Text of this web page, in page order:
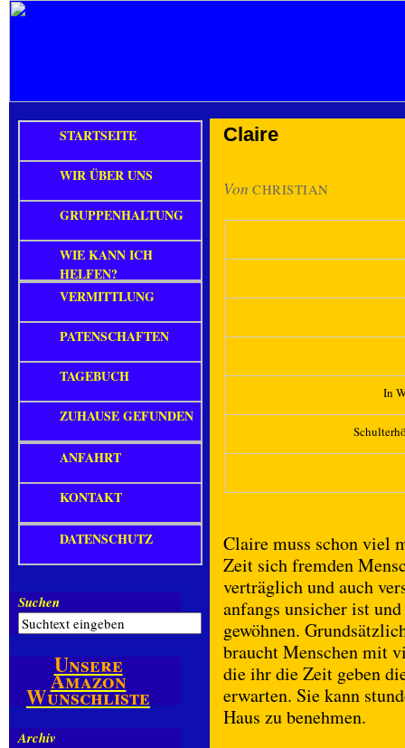
Claire
Von CHRISTIAN
In
Claire muss schon viel
Zeit sich fremden
verträglich und auch
anfangs unsicher ist
gewöhnen.
braucht Menschen mit
die ihr die Zeit geben
erwarten. Sie kann
Haus zu benehmen.
STARTSEITE
WIR ÜBER UNS
GRUPPENHALTUNG
WIE KANN ICH
HELFEN?
VERMITTLUNG
PATENSCHAFTEN
TAGEBUCH
ZUHAUSE GEFUNDEN
ANFAHRT
KONTAKT
DATENSCHUTZ
Suchen
Unsere
Amazon
Wunschliste
Archiv